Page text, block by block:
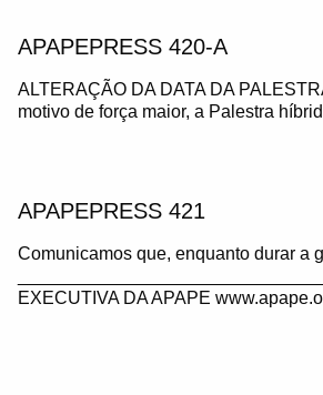
APAPEPRESS 420-A
ALTERAÇÃO DA DATA DA
motivo de força maior, a Palestra
APAPEPRESS 421
Comunicamos que, enquanto durar a
EXECUTIVA DA APAPE